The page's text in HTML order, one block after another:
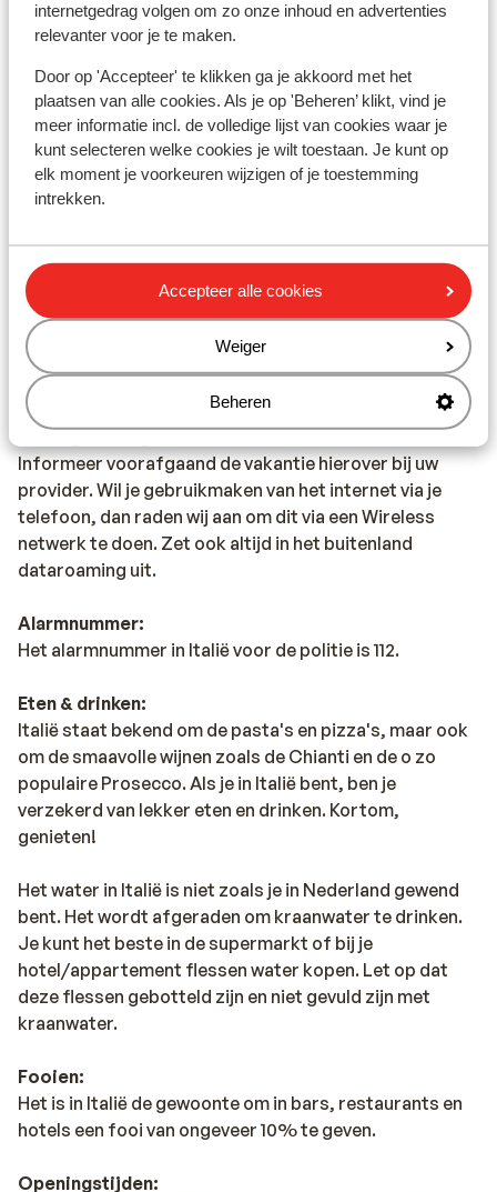
internetgedrag volgen om zo onze inhoud en advertenties
relevanter voor je te maken.
Door op 'Accepteer' te klikken ga je akkoord met het
plaatsen van alle cookies. Als je op 'Beheren’ klikt, vind je
meer informatie incl. de volledige lijst van cookies waar je
kunt selecteren welke cookies je wilt toestaan. Je kunt op
elk moment je voorkeuren wijzigen of je toestemming
intrekken.
Accepteer alle cookies
Weiger
Beheren
regio Cefalu een plaatselijke Engelssprekende
vertegenwoordiger aanwezig.
Calabrië: in de regio Calabrië is geen Sunweb
reisleiding aanwezig. Je wordt hier opgevangen door
onze lokale Engelsprekende vertegenwoordiger.
Op het vaste land van Italië is geen reisleiding aanwezig.
Voor actuele informatie betreffende vaccinaties en
andere gegevens over gezondheid en reizen kijk op de
site van LCR: https://www.lcr.nl/.
Telefoneren:
Je kunt met je mobiele telefoon telefoneren in Italië. Wij
adviseren je om dit zoveel mogelijk te beperken,
vanwege de hoge kosten die worden verrekend.
Informeer voorafgaand de vakantie hierover bij uw
provider. Wil je gebruikmaken van het internet via je
telefoon, dan raden wij aan om dit via een Wireless
netwerk te doen. Zet ook altijd in het buitenland
dataroaming uit.
Alarmnummer:
Het alarmnummer in Italië voor de politie is 112.
Eten & drinken:
Italië staat bekend om de pasta's en pizza's, maar ook
om de smaavolle wijnen zoals de Chianti en de o zo
populaire Prosecco. Als je in Italië bent, ben je
verzekerd van lekker eten en drinken. Kortom,
genieten!
Het water in Italië is niet zoals je in Nederland gewend
bent. Het wordt afgeraden om kraanwater te drinken.
Je kunt het beste in de supermarkt of bij je
hotel/appartement flessen water kopen. Let op dat
deze flessen gebotteld zijn en niet gevuld zijn met
kraanwater.
Fooien:
Het is in Italië de gewoonte om in bars, restaurants en
hotels een fooi van ongeveer 10% te geven.
Openingstijden: